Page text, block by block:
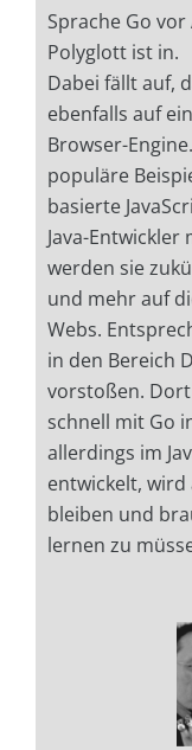
Sprache Go
Polyglott ist in.
Dabei fällt auf,
ebenfalls auf
Browser-
populäre
basierte
Java-
werden sie
und mehr auf
Webs.
in den Bereich
vorstoßen.
schnell mit Go
allerdings im
entwickelt, wird
bleiben und
lernen zu